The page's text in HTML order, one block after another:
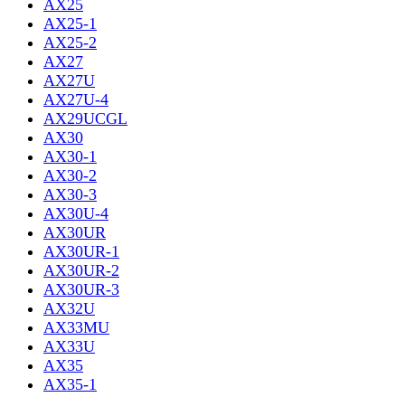
AX25
AX25-1
AX25-2
AX27
AX27U
AX27U-4
AX29UCGL
AX30
AX30-1
AX30-2
AX30-3
AX30U-4
AX30UR
AX30UR-1
AX30UR-2
AX30UR-3
AX32U
AX33MU
AX33U
AX35
AX35-1